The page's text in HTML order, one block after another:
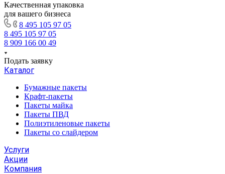
Качественная упаковка
для вашего бизнеса
8 495 105 97 05
8 495 105 97 05
8 909 166 00 49
Подать заявку
Каталог
Бумажные пакеты
Крафт-пакеты
Пакеты майка
Пакеты ПВД
Полиэтиленовые пакеты
Пакеты со слайдером
Услуги
Акции
Компания